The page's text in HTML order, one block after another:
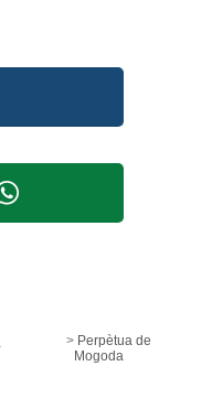
Perpètua de
Mogoda